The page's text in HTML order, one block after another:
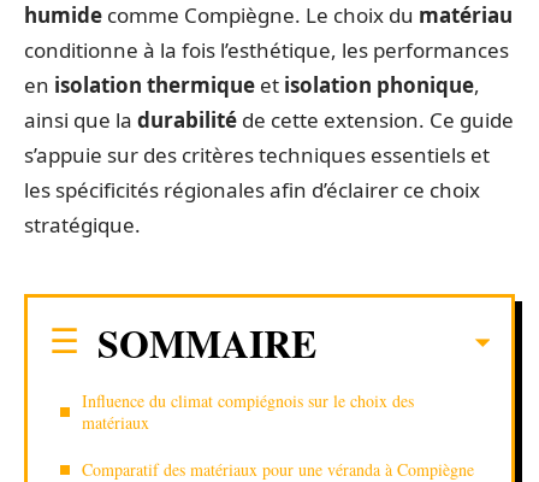
humide comme Compiègne. Le choix du matériau
conditionne à la fois l’esthétique, les performances
en isolation thermique et isolation phonique,
ainsi que la durabilité de cette extension. Ce guide
s’appuie sur des critères techniques essentiels et
les spécificités régionales afin d’éclairer ce choix
stratégique.
SOMMAIRE
Influence du climat compiégnois sur le choix des
matériaux
Comparatif des matériaux pour une véranda à Compiègne